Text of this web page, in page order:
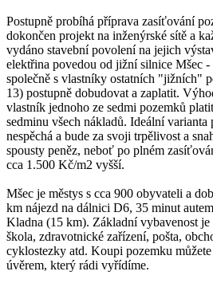
Postupně probíhá příprava zasíťování
dokončen projekt na inženýrské sítě a
vydáno stavební povolení na jejich
elektřina povedou od jižní silnice Mšec -
společně s vlastníky ostatních "jižních"
13) postupně dobudovat a zaplatit.
vlastník jednoho ze sedmi pozemků
sedminu všech nákladů. Ideální varianta
nespěchá a bude za svoji trpělivost a
spousty peněz, neboť po plném
cca 1.500 Kč/m2 vyšší.
Mšec je městys s cca 900 obyvateli a
km nájezd na dálnici D6, 35 minut
Kladna (15 km). Základní vybavenost
škola, zdravotnické zařízení, pošta,
cyklostezky atd. Koupi pozemku
úvěrem, který rádi vyřídíme.